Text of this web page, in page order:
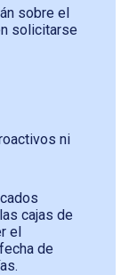
sobre el
solicitarse
ni
cajas de
el
de